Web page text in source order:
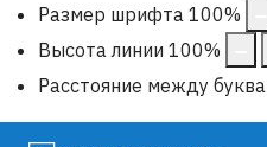
Размер шрифта 100%
Высота линии 100%
Расстояние между